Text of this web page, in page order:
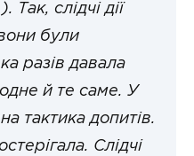
слідчі дії
були
разів давала
й те саме. У
тактика допитів.
Слідчі